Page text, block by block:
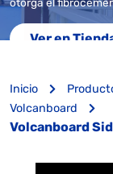
Ver en
Inicio
Volcanboard
Volcanboard